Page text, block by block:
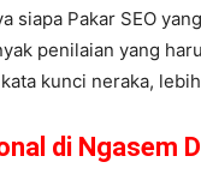
siapa Pakar SEO
penilaian yang
kunci neraka,
di Ngasem